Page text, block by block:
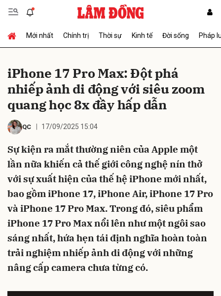
Mới nhất Chính trị Thời sự Kinh tế Đời sống Pháp
iPhone 17 Pro Max: Đột phá
nhiếp ảnh di động với siêu zoom
quang học 8x đầy hấp dẫn
QC 17/09/2025 15:04
Sự kiện ra mắt thường niên của Apple một
lần nữa khiến cả thế giới công nghệ nín thở
với sự xuất hiện của thế hệ iPhone mới nhất,
bao gồm iPhone 17, iPhone Air, iPhone 17 Pro
và iPhone 17 Pro Max. Trong đó, siêu phẩm
iPhone 17 Pro Max nổi lên như một ngôi sao
sáng nhất, hứa hẹn tái định nghĩa hoàn toàn
trải nghiệm nhiếp ảnh di động với những
nâng cấp camera chưa từng có.
Gửi bình luận
Hủy Gửi